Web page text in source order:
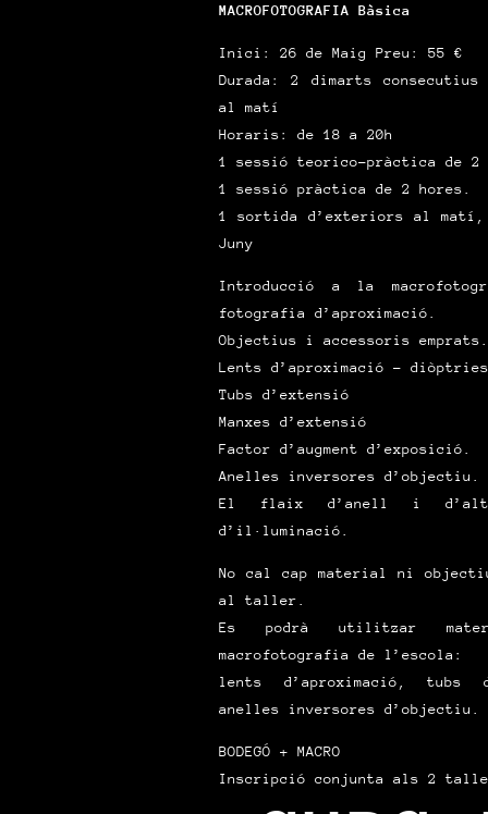
MACROFOTOGRAFIA Bàsica
Inici: 26 de Maig Preu: 55 €
Durada: 2 dimarts
al matí
Horaris: de 18 a 20h
1 sessió teorico-pràctica de 2
1 sessió pràctica de 2 hores.
1 sortida d’exteriors al matí,
Juny
Introducció a la
fotografia d’aproximació.
Objectius i accessoris emprats.
Lents d’aproximació – diòptries
Tubs d’extensió
Manxes d’extensió
Factor d’augment d’exposició.
Anelles inversores d’objectiu.
El flaix d’anell i
d’il·luminació.
No cal cap material ni
al taller.
Es podrà utilitzar
macrofotografia de l’escola:
lents d’aproximació, tubs
anelles inversores d’objectiu.
BODEGÓ + MACRO
Inscripció conjunta als 2